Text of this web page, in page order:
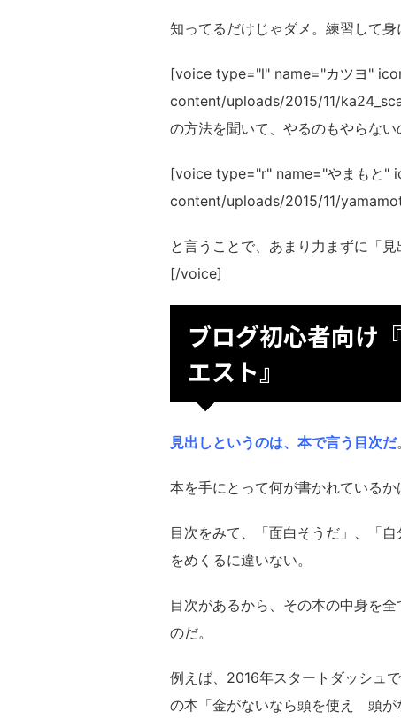
知ってるだけじゃダメ。練習して
[voice type="l" name="カツヨ"
content/uploads/2015/11/
の方法を聞いて、やるのもやらな
[voice type="r" name="やまもと
content/uploads/2015/11/
と言うことで、あまり力まずに「
[/voice]
ブログ初心者向け
エスト』
見出しというのは、本で言う目次だ。
本を手にとって何が書かれているか
目次をみて、「面白そうだ」、「
をめくるに違いない。
目次があるから、その本の中身を
のだ。
例えば、2016年スタートダッシュ
の本「金がないなら頭を使え 頭が